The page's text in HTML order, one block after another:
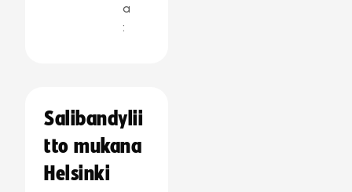
a
:
Salibandylii
tto mukana
Helsinki